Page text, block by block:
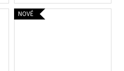
NOVÉ